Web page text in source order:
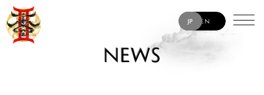
EN
NEWS